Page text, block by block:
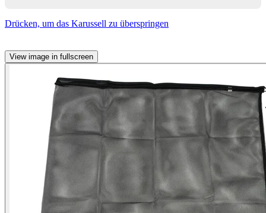
Drücken, um das Karussell zu überspringen
View image in fullscreen